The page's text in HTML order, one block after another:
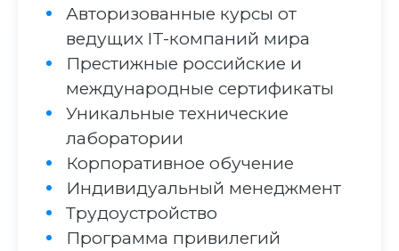
Авторизованные курсы от
ведущих IT-компаний мира
Престижные российские и
международные сертификаты
Уникальные технические
лаборатории
Корпоративное обучение
Индивидуальный менеджмент
Трудоустройство
Программа привилегий